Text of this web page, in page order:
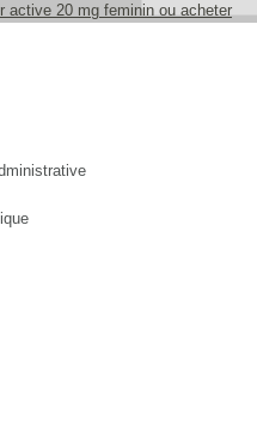
active 20 mg feminin ou acheter